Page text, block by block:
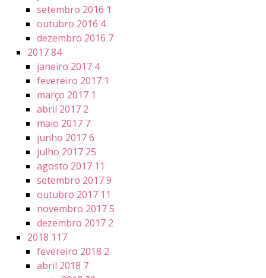
setembro 2016 1
outubro 2016 4
dezembro 2016 7
201784
janeiro 2017 4
fevereiro 2017 1
março 2017 1
abril 2017 2
maio 2017 7
junho 20176
julho 2017 25
agosto 2017 11
setembro 20179
outubro 2017 11
novembro 20175
dezembro 2017 2
2018 117
fevereiro 2018 2
abril 2018 7